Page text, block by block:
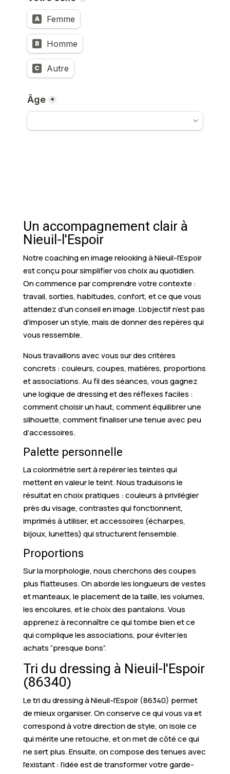
Un accompagnement clair à
Nieuil-l'Espoir
Notre coaching en image relooking à Nieuil-l'Espoir
est conçu pour simplifier vos choix au quotidien.
On commence par comprendre votre contexte :
travail, sorties, habitudes, confort, et ce que vous
attendez d’un conseil en image. L’objectif n’est pas
d’imposer un style, mais de donner des repères qui
vous ressemble.
Nous travaillons avec vous sur des critères
concrets : couleurs, coupes, matières, proportions
et associations. Au fil des séances, vous gagnez
une logique de dressing et des réflexes faciles :
comment choisir un haut, comment équilibrer une
silhouette, comment finaliser une tenue avec peu
d’accessoires.
Palette personnelle
La colorimétrie sert à repérer les teintes qui
mettent en valeur le teint. Nous traduisons le
résultat en choix pratiques : couleurs à privilégier
près du visage, contrastes qui fonctionnent,
imprimés à utiliser, et accessoires (écharpes,
bijoux, lunettes) qui structurent l’ensemble.
Proportions
Sur la morphologie, nous cherchons des coupes
plus flatteuses. On aborde les longueurs de vestes
et manteaux, le placement de la taille, les volumes,
les encolures, et le choix des pantalons. Vous
apprenez à reconnaître ce qui tombe bien et ce
qui complique les associations, pour éviter les
achats “presque bons”.
Tri du dressing à Nieuil-l'Espoir
(86340)
Le tri du dressing à Nieuil-l'Espoir (86340) permet
de mieux organiser. On conserve ce qui vous va et
correspond à votre direction de style, on isole ce
qui mérite une retouche, et on met de côté ce qui
ne sert plus. Ensuite, on compose des tenues avec
l’existant : l’idée est de transformer votre garde-